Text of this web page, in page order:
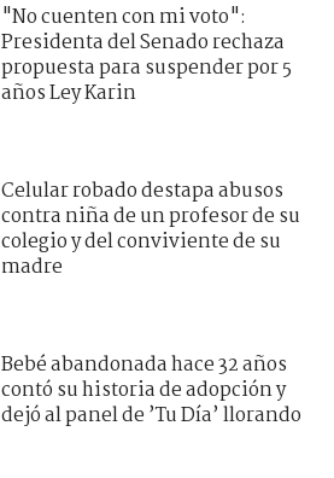
"No cuenten con mi voto":
Presidenta del Senado rechaza
propuesta para suspender por 5
años Ley Karin
Celular robado destapa abusos
contra niña de un profesor de su
colegio y del conviviente de su
madre
Bebé abandonada hace 32 años
contó su historia de adopción y
dejó al panel de ’Tu Día’ llorando